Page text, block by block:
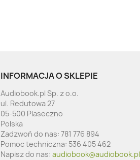
INFORMACJA O SKLEPIE
Audiobook.pl Sp. z o.o.
ul. Redutowa 27
05-500 Piaseczno
Polska
Zadzwoń do nas: 781 776 894
Pomoc techniczna: 536 405 462
Napisz do nas: audiobook@audiobook.pl